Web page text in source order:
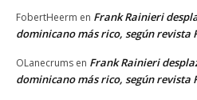
FobertHeerm en Frank Rainieri
dominicano más rico, según revista
OLanecrums en Frank Rainieri
dominicano más rico, según revista